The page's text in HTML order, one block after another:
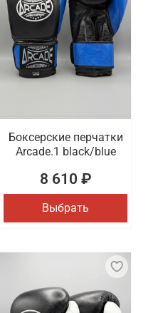
Боксерские перчатки
Arcade.1 black/blue
8 610 ₽
Выбрать